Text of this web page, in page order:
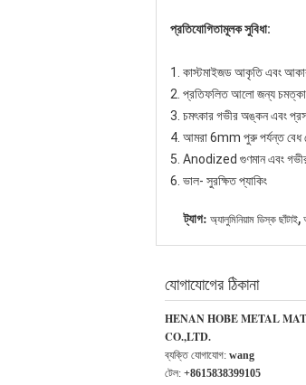
প্রতিযোগিতামূলক সুবিধা:
1. কাস্টমাইজড আকৃতি এবং
2. প্রতিফলিত আলো জন্য
3. চমৎকার গভীর অঙ্কন এবং
4. আমরা 6mm পুরু পর্যন্ত বেধ
5. Anodized গুণমান এবং
6. ভাল- সুরক্ষিত প্যাকিং
ট্যাগ: অ্যালুমিনিয়াম ডিস্ক ছাঁটাই,
যোগাযোগের ঠিকানা
HENAN HOBE METAL
CO.,LTD.
ব্যক্তি যোগাযোগ: wang
টেল: +8615838399105